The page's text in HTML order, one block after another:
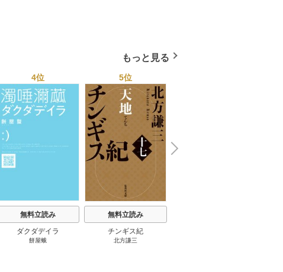
もっと見る
4位
無料立読み
ダクダデイラ
餅屋蛾
5位
無料立読み
チンギス紀
北方謙三
N
x